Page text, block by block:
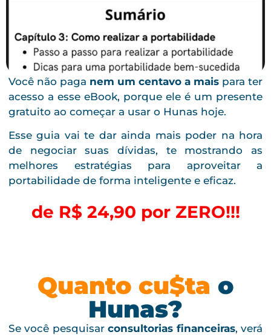
Você não paga nem um centavo a mais para ter
acesso a esse eBook, porque ele é um presente
gratuito ao começar a usar o Hunas hoje.
Esse guia vai te dar ainda mais poder na hora
de negociar suas dívidas, te mostrando as
melhores estratégias para aproveitar a
portabilidade de forma inteligente e eficaz.
de R$ 24,90 por ZERO!!!
Quanto cu$ta o
Hunas?
Se você pesquisarconsultorias financeiras, verá